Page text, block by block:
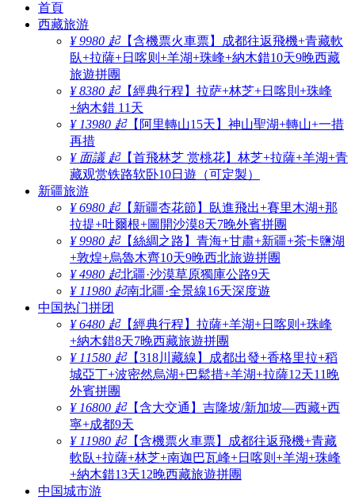
首頁
西藏旅游
¥ 9980 起【含機票火車票】成都往返飛機+青藏軟
臥+拉薩+日喀则+羊湖+珠峰+納木錯10天9晚西藏
旅遊拼團
¥ 8380 起【經典行程】拉萨+林芝+日喀則+珠峰
+納木錯 11天
¥ 13980 起【阿里轉山15天】神山聖湖+轉山+一措
再措
¥ 面議 起【首飛林芝 赏桃花】林芝+拉薩+羊湖+青
藏观赏铁路软卧10日遊（可定製）
新疆旅游
¥ 6980 起【新疆杏花節】臥進飛出+賽里木湖+那
拉提+吐爾根+圖開沙漠8天7晚外賓拼團
¥ 9980 起【絲綢之路】青海+甘肅+新疆+茶卡鹽湖
+敦煌+烏魯木齊10天9晚西北旅遊拼團
¥ 4980 起北疆·沙漠草原獨庫公路9天
¥ 11980 起南北疆·全景線16天深度遊
中国热门拼团
¥ 6480 起【經典行程】拉薩+羊湖+日喀则+珠峰
+納木錯8天7晚西藏旅遊拼團
¥ 11580 起【318川藏線】成都出發+香格里拉+稻
城亞丁+波密然烏湖+巴鬆措+羊湖+拉薩12天11晚
外賓拼團
¥ 16800 起【含大交通】吉隆坡/新加坡—西藏+西
寧+成都9天
¥ 11980 起【含機票火車票】成都往返飛機+青藏
軟臥+拉薩+林芝+南迦巴瓦峰+日喀则+羊湖+珠峰
+納木錯13天12晚西藏旅遊拼團
中国城市游